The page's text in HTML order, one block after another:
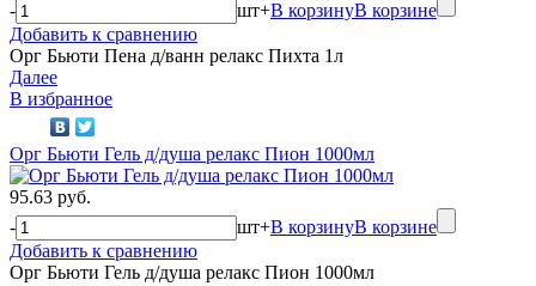
-
шт+В корзинуВ корзине
Добавить к сравнению
Орг Бьюти Пена д/ванн релакс Пихта 1л
Далее
В избранное
Орг Бьюти Гель д/душа релакс Пион 1000мл
95.63 руб.
-
шт+В корзинуВ корзине
Добавить к сравнению
Орг Бьюти Гель д/душа релакс Пион 1000мл